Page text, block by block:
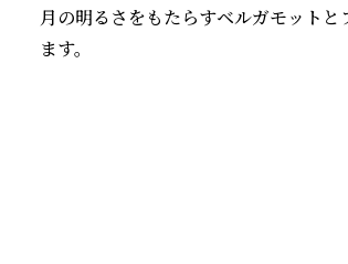
月の明るさをもたらすベルガモット
ます。